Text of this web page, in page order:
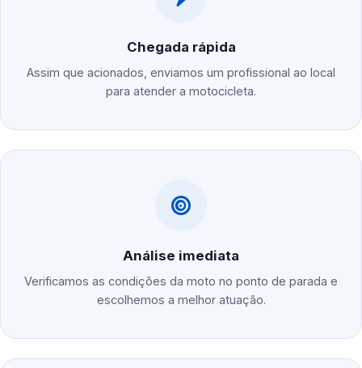
Chegada rápida
Assim que acionados, enviamos um profissional ao local
para atender a motocicleta.
Análise imediata
Verificamos as condições da moto no ponto de parada e
escolhemos a melhor atuação.